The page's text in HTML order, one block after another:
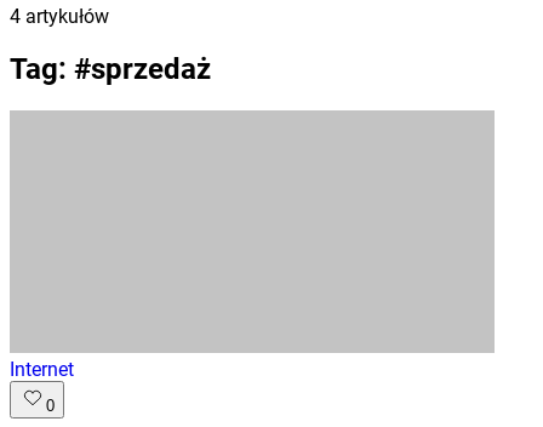
4 artykułów
Tag: #sprzedaż
Internet
0